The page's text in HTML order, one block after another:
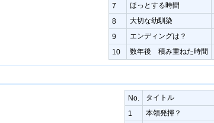
7
ほっとする時間
8 大切な幼馴染
9 エンディングは？
10 数年後 積み重ねた時間
No. タイトル
1 本領発揮？